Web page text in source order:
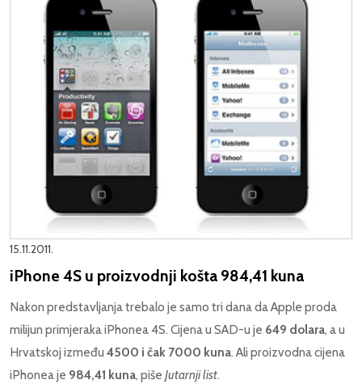
15.11.2011.
iPhone 4S u proizvodnji košta 984,41 kuna
Nakon predstavljanja trebalo je samo tri dana da Apple proda
milijun primjeraka iPhonea 4S. Cijena u SAD-u je 649 dolara, a u
Hrvatskoj između 4500 i čak 7000 kuna. Ali proizvodna cijena
iPhonea je 984,41 kuna, piše Jutarnji list.